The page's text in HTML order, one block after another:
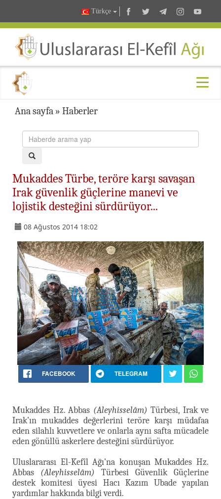
Türkçe
Ana sayfa » Haberler
Mukaddes Türbe, teröre karşı savaşan
Irak güvenlik güçlerine manevi ve
lojistik desteğini sürdürüyor...
08 Ağustos 2014 18:02
FACEBOOK TELEGRAM
Mukaddes Hz. Abbas (Aleyhisselâm) Türbesi, Irak ve
Irak’ın mukaddes değerlerini teröre karşı müdafaa
eden silahlı kuvvetlere ve onlarla aynı safta mücadele
eden gönüllü askerlere desteğini sürdürüyor.
Uluslararası El-Kefîl Ağı'na konuşan Mukaddes Hz.
Abbas (Aleyhisselâm) Türbesi Güvenlik Güçlerine
destek komitesi üyesi Hacı Kazım Ubade yapılan
yardımlar hakkında bilgi verdi.